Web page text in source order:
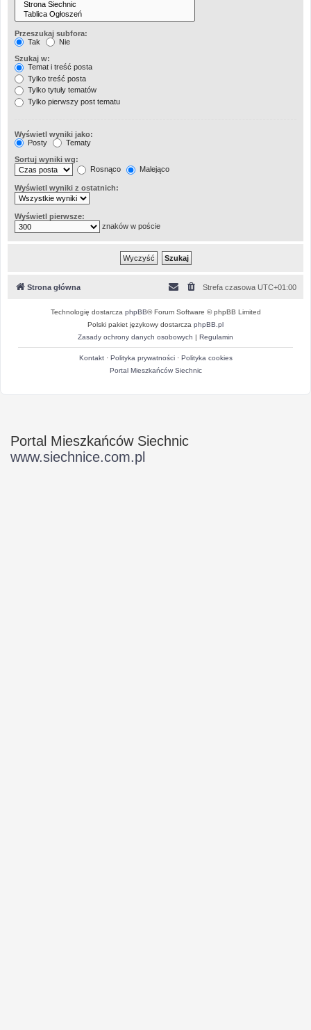
Przeszukaj subfora:
Tak
Nie
Szukaj w:
Temat i treść posta
Tylko treść posta
Tylko tytuły tematów
Tylko pierwszy post tematu
Wyświetl wyniki jako:
Posty
Tematy
Sortuj wyniki wg:
Rosnąco
Malejąco
Wyświetl wyniki z ostatnich:
Wyświetl pierwsze:
znaków w poście
Strona główna Strefa czasowa UTC+01:00
Technologię dostarcza phpBB® Forum Software © phpBB Limited
Polski pakiet językowy dostarcza phpBB.pl
Zasady ochrony danych osobowych | Regulamin
Kontakt· Polityka prywatności· Polityka cookies
Portal Mieszkańców Siechnic
Portal Mieszkańców Siechnic
www.siechnice.com.pl